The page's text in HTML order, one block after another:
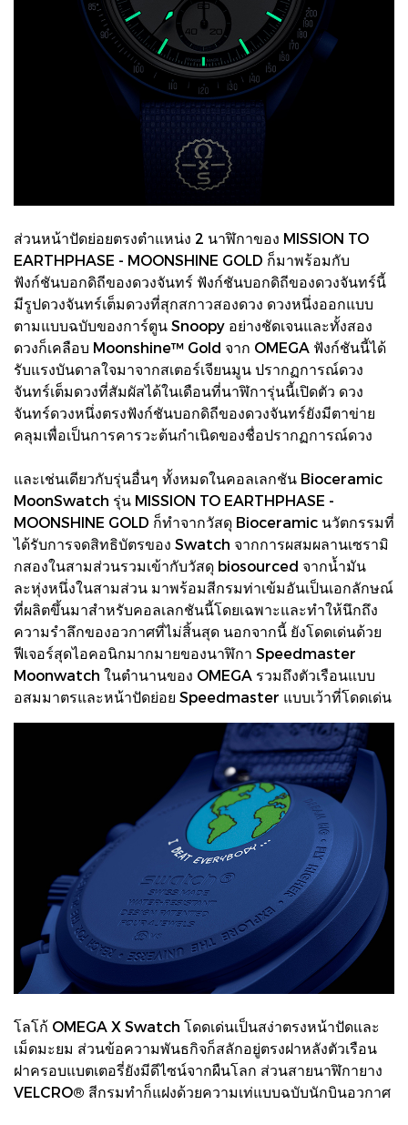
ส่วนหน้าปัดย่อยตรงตำแหน่ง 2 นาฬิกาของ MISSION TO
EARTHPHASE - MOONSHINE GOLD ก็มาพร้อมกับ
ฟังก์ชันบอกดิถีของดวงจันทร์ ฟังก์ชันบอกดิถีของดวงจันทร์นี้
มีรูปดวงจันทร์เต็มดวงที่สุกสกาวสองดวง ดวงหนึ่งออกแบบ
ตามแบบฉบับของการ์ตูน Snoopy อย่างชัดเจนและทั้งสอง
ดวงก็เคลือบ Moonshine™ Gold จาก OMEGA ฟังก์ชันนี้ได้
รับแรงบันดาลใจมาจากสเตอร์เจียนมูน ปรากฏการณ์ดวง
จันทร์เต็มดวงที่สัมผัสได้ในเดือนที่นาฬิการุ่นนี้เปิดตัว ดวง
จันทร์ดวงหนึ่งตรงฟังก์ชันบอกดิถีของดวงจันทร์ยังมีตาข่าย
คลุมเพื่อเป็นการคารวะต้นกำเนิดของชื่อปรากฏการณ์ดวง
และเช่นเดียวกับรุ่นอื่นๆ ทั้งหมดในคอลเลกชัน Bioceramic
MoonSwatch รุ่น MISSION TO EARTHPHASE -
MOONSHINE GOLD ก็ทำจากวัสดุ Bioceramic นวัตกรรมที่
ได้รับการจดสิทธิบัตรของ Swatch จากการผสมผลานเซรามิ
กสองในสามส่วนรวมเข้ากับวัสดุ biosourced จากน้ำมัน
ละหุ่งหนึ่งในสามส่วน มาพร้อมสีกรมท่าเข้มอันเป็นเอกลักษณ์
ที่ผลิตขึ้นมาสำหรับคอลเลกชันนี้โดยเฉพาะและทำให้นึกถึง
ความรำลึกของอวกาศที่ไม่สิ้นสุด นอกจากนี้ ยังโดดเด่นด้วย
ฟีเจอร์สุดไอคอนิกมากมายของนาฬิกา Speedmaster
Moonwatch ในตำนานของ OMEGA รวมถึงตัวเรือนแบบ
อสมมาตรและหน้าปัดย่อย Speedmaster แบบเว้าที่โดดเด่น
โลโก้ OMEGA X Swatch โดดเด่นเป็นสง่าตรงหน้าปัดและ
เม็ดมะยม ส่วนข้อความพันธกิจก็สลักอยู่ตรงฝาหลังตัวเรือน
ฝาครอบแบตเตอรี่ยังมีดีไซน์จากผืนโลก ส่วนสายนาฬิกายาง
VELCRO® สีกรมทำก็แฝงด้วยความเท่แบบฉบับนักบินอวกาศ